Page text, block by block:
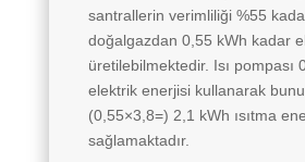
santrallerin verimliliği %55
doğalgazdan 0,55 kWh kadar
üretilebilmektedir. Isı pompası
elektrik enerjisi kullanarak
(0,55×3,8=) 2,1 kWh ısıtma
sağlamaktadır.